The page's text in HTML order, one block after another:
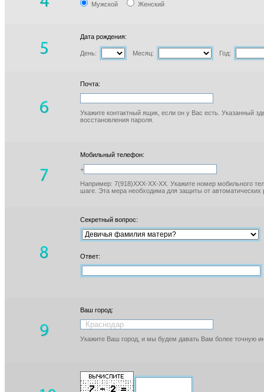
Мужской Женский
Дата рождения:
День: Месяц: Год:
Почта:
Укажите контактный ящик, если он у Вас есть. Указанный
восстановления пароля.
Мобильный телефон:
+
Например: 7(918)XXX-XX-XX. Укажите номер мобильного
шаге. Эта мера необходима для защиты от автоматических
Секретный вопрос:
Ответ:
Ваш город:
Укажите Ваш город, и мы будем давать Вам более точную